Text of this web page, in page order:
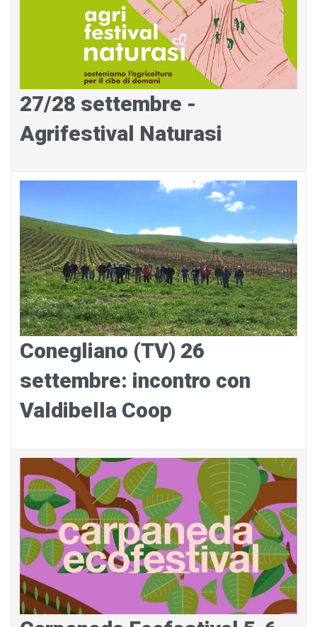
27/28 settembre -
Agrifestival Naturasi
Conegliano (TV) 26
settembre: incontro con
Valdibella Coop